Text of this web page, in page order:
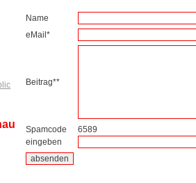
Name
eMail*
Beitrag**
Spamcode
eingeben
6589